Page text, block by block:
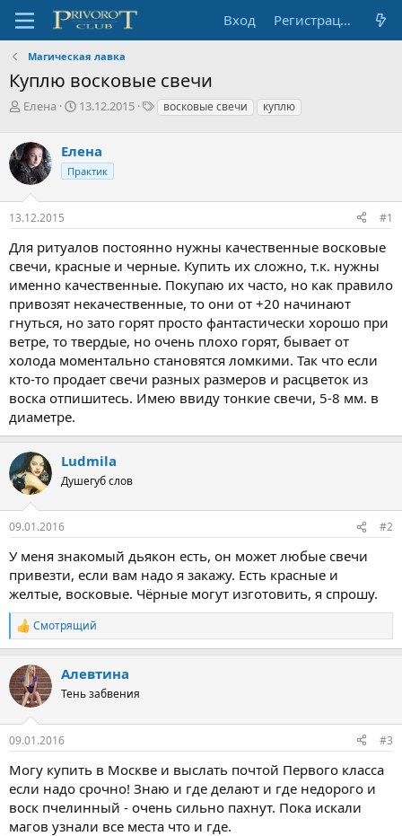
Вход Регистрация
Магическая лавка
Куплю восковые свечи
А
о
р
т
е
м
ы
Елена
Д
а
н
ч
л
а
13.12.2015
Твосковые свечи куплю
Елена
Практик
13.12.2015 #1
Для ритуалов постоянно нужны качественные восковые
свечи, красные и черные. Купить их сложно, т.к. нужны
именно качественные. Покупаю их часто, но как правило
привозят некачественные, то они от +20 начинают
гнуться, но зато горят просто фантастически хорошо при
ветре, то твердые, но очень плохо горят, бывает от
холода моментально становятся ломкими. Так что если
кто-то продает свечи разных размеров и расцветок из
воска отпишитесь. Имею ввиду тонкие свечи, 5-8 мм. в
диаметре.
Ludmila
Душегуб слов
09.01.2016 #2
У меня знакомый дьякон есть, он может любые свечи
привезти, если вам надо я закажу. Есть красные и
желтые, восковые. Чёрные могут изготовить, я спрошу.
Р
е
к
ц
и
Смотрящий
Алевтина
Тень забвения
09.01.2016 #3
Могу купить в Москве и выслать почтой Первого класса
если надо срочно! Знаю и где делают и где недорого и
воск пчелинный - очень сильно пахнут. Пока искали
магов узнали все места что и где.